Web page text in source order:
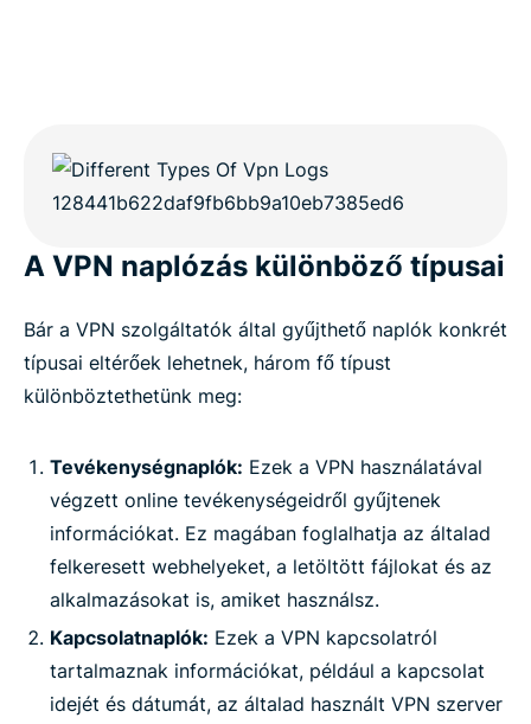
A VPN naplózás különböző típusai
Bár a VPN szolgáltatók által gyűjthető naplók konkrét
típusai eltérőek lehetnek, három fő típust
különböztethetünk meg:
Tevékenységnaplók: Ezek a VPN használatával
végzett online tevékenységeidről gyűjtenek
információkat. Ez magában foglalhatja az általad
felkeresett webhelyeket, a letöltött fájlokat és az
alkalmazásokat is, amiket használsz.
Kapcsolatnaplók: Ezek a VPN kapcsolatról
tartalmaznak információkat, például a kapcsolat
idejét és dátumát, az általad használt VPN szerver